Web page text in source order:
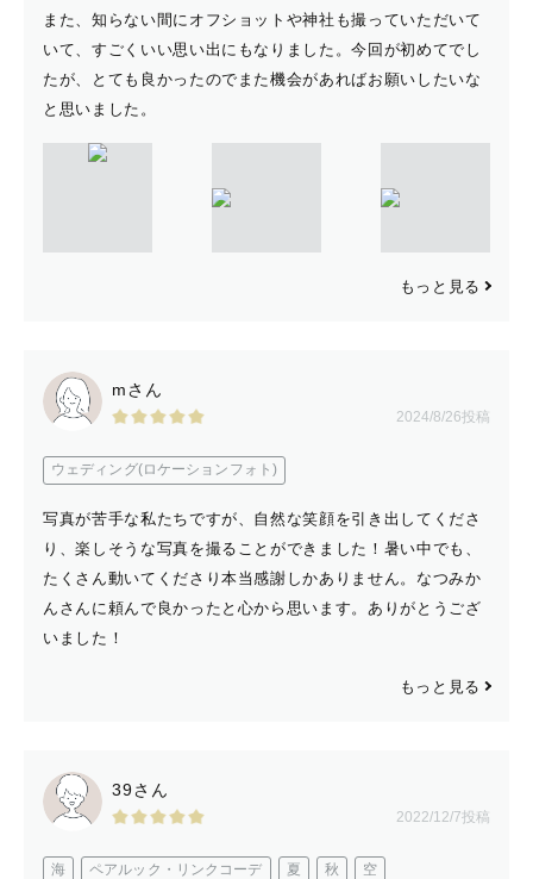
また、知らない間にオフショットや神社も撮っていただいて
いて、すごくいい思い出にもなりました。今回が初めてでし
たが、とても良かったのでまた機会があればお願いしたいな
と思いました。
もっと見る
mさん
2024/8/26投稿
ウェディング(ロケーションフォト)
写真が苦手な私たちですが、自然な笑顔を引き出してくださ
り、楽しそうな写真を撮ることができました！暑い中でも、
たくさん動いてくださり本当感謝しかありません。なつみか
んさんに頼んで良かったと心から思います。ありがとうござ
いました！
もっと見る
39さん
2022/12/7投稿
海 ペアルック・リンクコーデ 夏 秋 空